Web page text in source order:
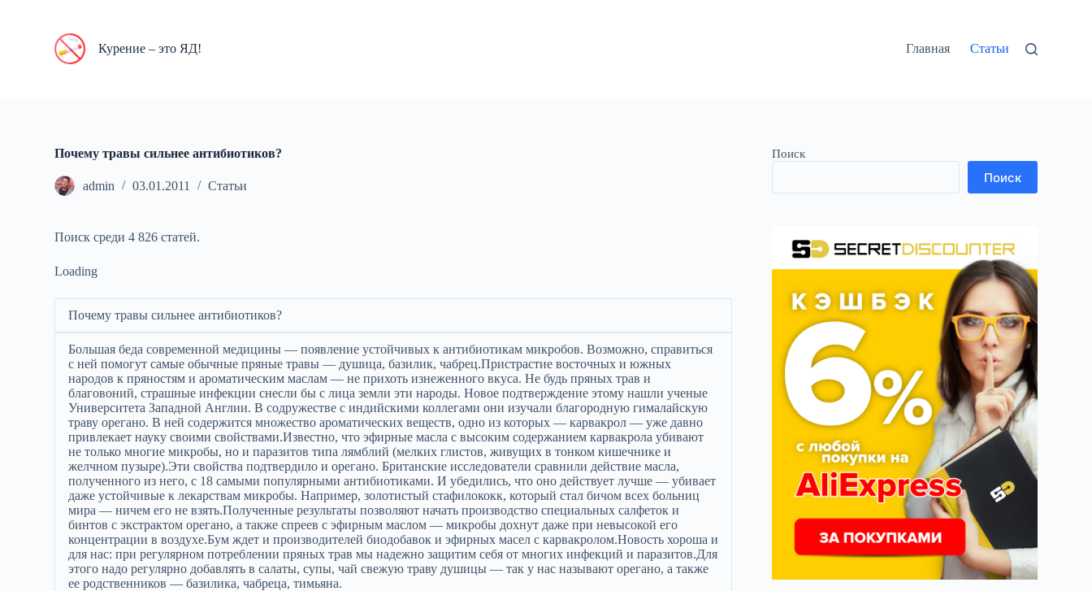
Курение – это ЯД! Главная Статьи
Почему травы cильнее антибиотиков?
admin 03.01.2011 Статьи
Поиск среди 4 826 статей.
Loading
Почему травы cильнее антибиотиков?
Большая беда современной медицины — появление устойчивых к антибиотикам микробов. Возможно, справиться
с ней помогут самые обычные пряные травы — душица, базилик, чабрец.Пристрастие восточных и южных
народов к пряностям и ароматическим маслам — не прихоть изнеженного вкуса. Не будь пряных трав и
благовоний, страшные инфекции снесли бы с лица земли эти народы. Новое подтверждение этому нашли ученые
Университета Западной Англии. В содружестве с индийскими коллегами они изучали благородную гималайскую
траву орегано. В ней содержится множество ароматических веществ, одно из которых — карвакрол — уже давно
привлекает науку своими свойствами.Известно, что эфирные масла с высоким содержанием карвакрола убивают
не только многие микробы, но и паразитов типа лямблий (мелких глистов, живущих в тонком кишечнике и
желчном пузыре).Эти свойства подтвердило и орегано. Британские исследователи сравнили действие масла,
полученного из него, с 18 самыми популярными антибиотиками. И убедились, что оно действует лучше — убивает
даже устойчивые к лекарствам микробы. Например, золотистый стафилококк, который стал бичом всех больниц
мира — ничем его не взять.Полученные результаты позволяют начать производство специальных салфеток и
бинтов с экстрактом орегано, а также спреев с эфирным маслом — микробы дохнут даже при невысокой его
концентрации в воздухе.Бум ждет и производителей биодобавок и эфирных масел с карвакролом.Новость хороша и
для нас: при регулярном потреблении пряных трав мы надежно защитим себя от многих инфекций и паразитов.Для
этого надо регулярно добавлять в салаты, супы, чай свежую траву душицы — так у нас называют орегано, а также
ее родственников — базилика, чабреца, тимьяна.
Поиск
Поиск